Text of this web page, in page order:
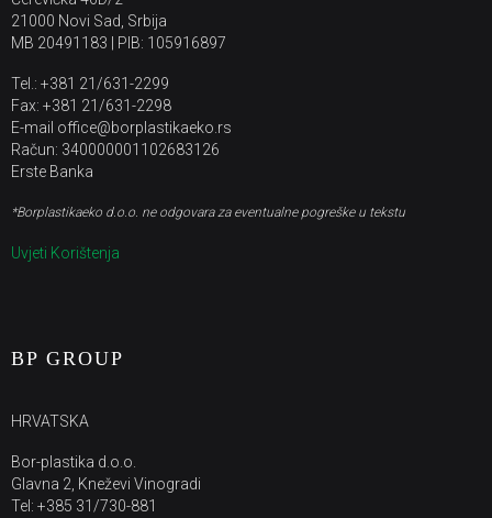
21000 Novi Sad, Srbija
MB 20491183 | PIB: 105916897
Tel.: +381 21/631-2299
Fax: +381 21/631-2298
E-mail office@borplastikaeko.rs
Račun: 340000001102683126
Erste Banka
*Borplastikaeko d.o.o. ne odgovara za eventualne pogreške u tekstu
Uvjeti Korištenja
BP GROUP
HRVATSKA
Bor-plastika d.o.o.
Glavna 2, Kneževi Vinogradi
Tel: +385 31/730-881